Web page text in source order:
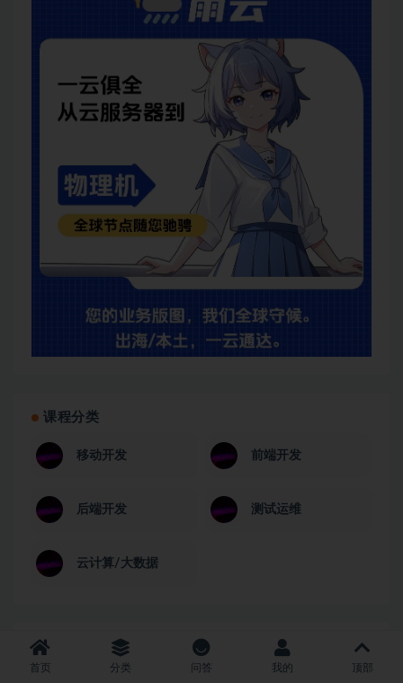
课程分类
移动开发 前端开发
后端开发 测试运维
云计算/大数据
课程推荐
首页 分类 问答 我的 顶部